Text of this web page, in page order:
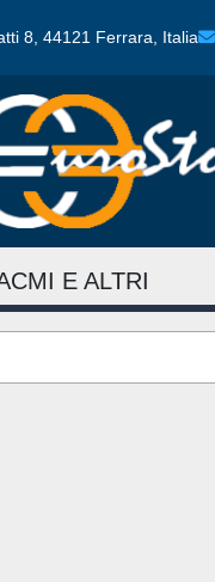
8, 44121 Ferrara, Italia
E ALTRI